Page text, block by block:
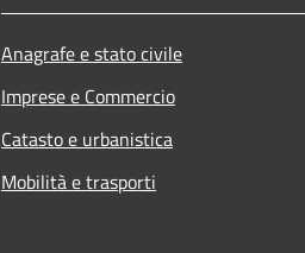
Anagrafe e stato civile
Imprese e Commercio
Catasto e urbanistica
Mobilità e trasporti